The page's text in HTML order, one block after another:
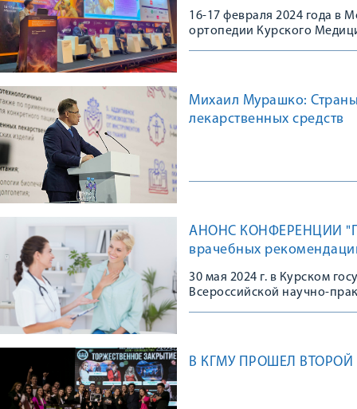
16-17 февраля 2024 года в
ортопедии Курского
Михаил Мурашко:
лекарственных средств
АНОНС КОНФЕРЕНЦИИ
врачебных
30 мая 2024 г. в Курском
Всероссийской научно-
В КГМУ ПРОШЕЛ